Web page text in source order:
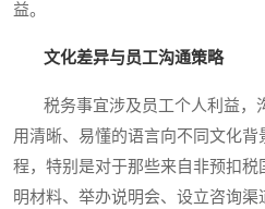
益。
文化差异与员工沟通策略
税务事宜涉及员工个人利益，
用清晰、易懂的语言向不同文化
程，特别是对于那些来自非预扣税
明材料、举办说明会、设立咨询